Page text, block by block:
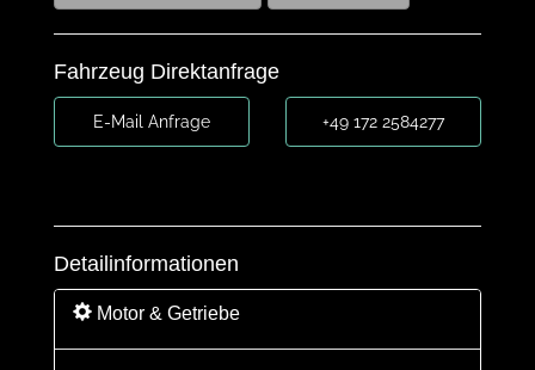
Fahrzeug Direktanfrage
E-Mail Anfrage +49 172 2584277
Detailinformationen
Motor & Getriebe